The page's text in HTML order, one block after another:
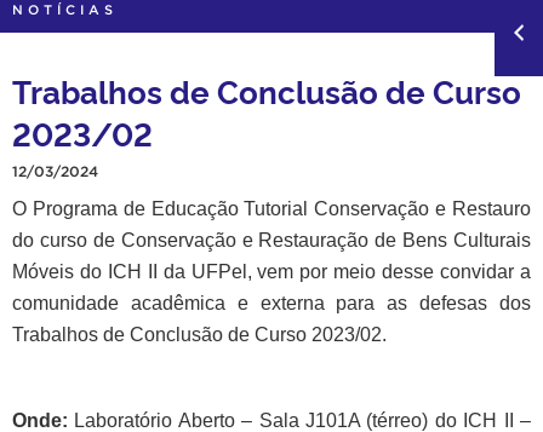
NOTÍCIAS
Trabalhos de Conclusão de Curso
2023/02
12/03/2024
O Programa de Educação Tutorial Conservação e Restauro
do curso de Conservação e Restauração de Bens Culturais
Móveis do ICH II da UFPel, vem por meio desse convidar a
comunidade acadêmica e externa para as defesas dos
Trabalhos de Conclusão de Curso 2023/02.
Onde: Laboratório Aberto – Sala J101A (térreo) do ICH II –